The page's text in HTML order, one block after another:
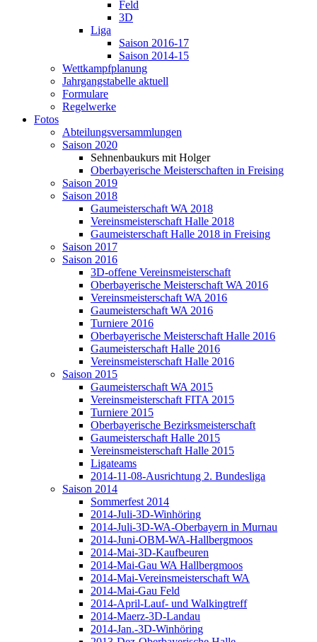
Feld
3D
Liga
Saison 2016-17
Saison 2014-15
Wettkampfplanung
Jahrgangstabelle aktuell
Formulare
Regelwerke
Fotos
Abteilungsversammlungen
Saison 2020
Sehnenbaukurs mit Holger
Oberbayerische Meisterschaften in Freising
Saison 2019
Saison 2018
Gaumeisterschaft WA 2018
Vereinsmeisterschaft Halle 2018
Gaumeisterschaft Halle 2018 in Freising
Saison 2017
Saison 2016
3D-offene Vereinsmeisterschaft
Oberbayerische Meisterschaft WA 2016
Vereinsmeisterschaft WA 2016
Gaumeisterschaft WA 2016
Turniere 2016
Oberbayerische Meisterschaft Halle 2016
Gaumeisterschaft Halle 2016
Vereinsmeisterschaft Halle 2016
Saison 2015
Gaumeisterschaft WA 2015
Vereinsmeisterschaft FITA 2015
Turniere 2015
Oberbayerische Bezirksmeisterschaft
Gaumeisterschaft Halle 2015
Vereinsmeisterschaft Halle 2015
Ligateams
2014-11-08-Ausrichtung 2. Bundesliga
Saison 2014
Sommerfest 2014
2014-Juli-3D-Winhöring
2014-Juli-3D-WA-Oberbayern in Murnau
2014-Juni-OBM-WA-Hallbergmoos
2014-Mai-3D-Kaufbeuren
2014-Mai-Gau WA Hallbergmoos
2014-Mai-Vereinsmeisterschaft WA
2014-Mai-Gau Feld
2014-April-Lauf- und Walkingtreff
2014-Maerz-3D-Landau
2014-Jan.-3D-Winhöring